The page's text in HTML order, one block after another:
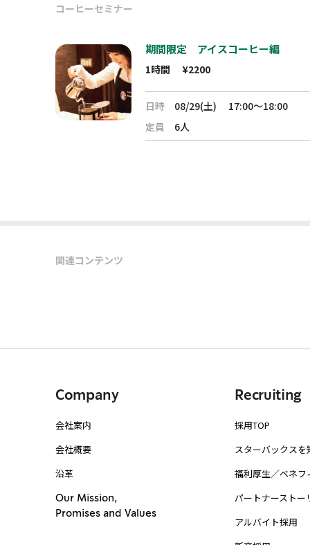
コーヒーセミナー
期間限定 アイスコーヒー編
1時間 ¥2200
日時 08/29(土)
17:00～18:00
定員
6人
関連コンテンツ
Company
会社案内
会社概要
沿革
Our Mission,
Promises and Values
Recruiting
採用TOP
スターバックスを
福利厚生／ベネフ
パートナーストー
アルバイト採用